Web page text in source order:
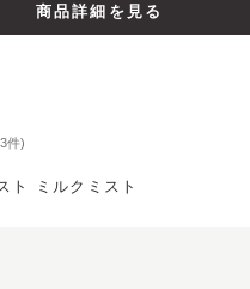
商品詳細を見る
件)
ミルクミスト